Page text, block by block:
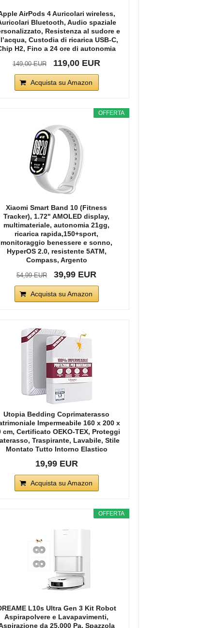
AirPods 4 Auricolari wireless,
Bluetooth, Audio spaziale
Resistenza al sudore e
Custodia di ricarica USB-C,
H2, Fino a 24 ore di autonomia
149,00 EUR 119,00 EUR
Acquista su Amazon
OFFERTA
Xiaomi Smart Band 10 (Fitness
Tracker), 1.72" AMOLED display,
multimateriale, autonomia 21gg,
ricarica rapida,150+sport,
monitoraggio benessere e sonno,
HyperOS 2.0, resistente 5ATM,
Compass, Argento
54,99 EUR 39,99 EUR
Acquista su Amazon
Utopia Bedding Coprimaterasso
Impermeabile 160 x 200 x
cm, Certificato OEKO-TEX, Proteggi
Traspirante, Lavabile, Stile
Montato Tutto Intorno Elastico
19,99 EUR
Acquista su Amazon
OFFERTA
L10s Ultra Gen 3 Kit Robot
Aspirapolvere e Lavapavimenti,
da 25.000 Pa, Spazzola